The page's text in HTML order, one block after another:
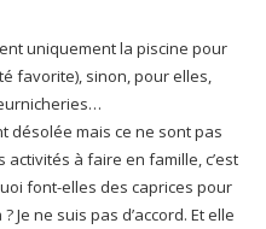
uniquement la piscine pour
favorite), sinon, pour elles,
désolée mais ce ne sont pas
à faire en famille, c’est
font-elles des caprices pour
Je ne suis pas d’accord. Et elle